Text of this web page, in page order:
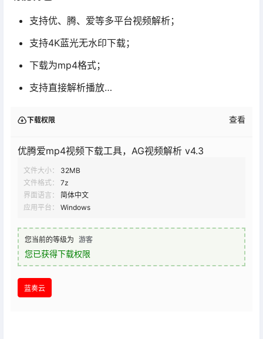
支持优、腾、爱等多平台视频解析；
支持4K蓝光无水印下载；
下载为mp4格式；
支持直接解析播放…
下载权限 查看
优腾爱mp4视频下载工具，AG视频解析 v4.3
文件大小：
32MB
文件格式：
7z
界面语言：
简体中文
应用平台：
Windows
您当前的等级为 游客
您已获得下载权限
蓝奏云